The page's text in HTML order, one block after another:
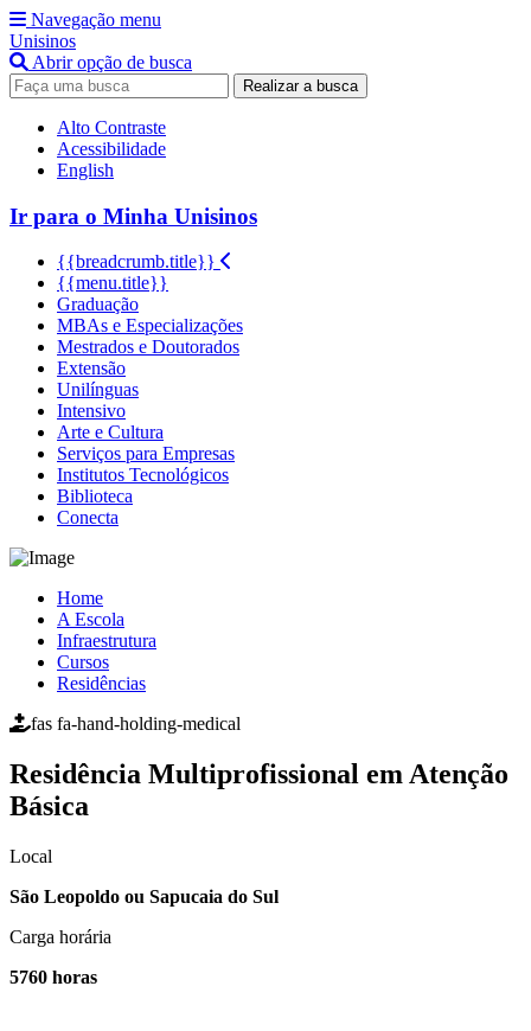
Navegação menu
Unisinos
Abrir opção de busca
Realizar a busca
Alto Contraste
Acessibilidade
English
Ir para o Minha Unisinos
{{breadcrumb.title}}
{{menu.title}}
Graduação
MBAs e Especializações
Mestrados e Doutorados
Extensão
Unilínguas
Intensivo
Arte e Cultura
Serviços para Empresas
Institutos Tecnológicos
Biblioteca
Conecta
Home
A Escola
Infraestrutura
Cursos
Residências
fas fa-hand-holding-medical
Residência Multiprofissional em Atenção
Básica
Local
São Leopoldo ou Sapucaia do Sul
Carga horária
5760 horas